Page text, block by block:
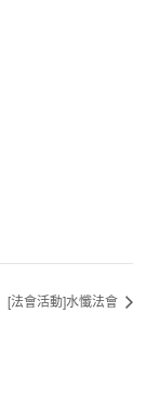
[法會活動]水懺法會